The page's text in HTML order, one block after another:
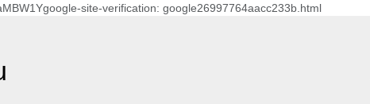
site-verification: google26997764aacc233b.html